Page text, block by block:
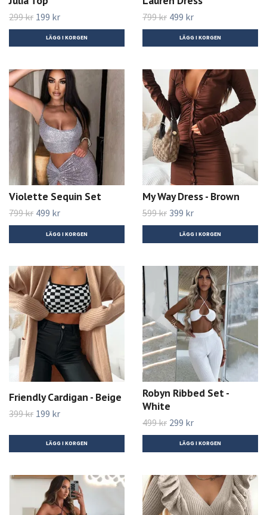
299 kr 199 kr
LÄGG I KORGEN
799 kr 499 kr
LÄGG I KORGEN
Violette Sequin Set
799 kr 499 kr
LÄGG I KORGEN
My Way Dress - Brown
599 kr 399 kr
LÄGG I KORGEN
Friendly Cardigan - Beige
399 kr 199 kr
LÄGG I KORGEN
Robyn Ribbed Set -
White
499 kr 299 kr
LÄGG I KORGEN